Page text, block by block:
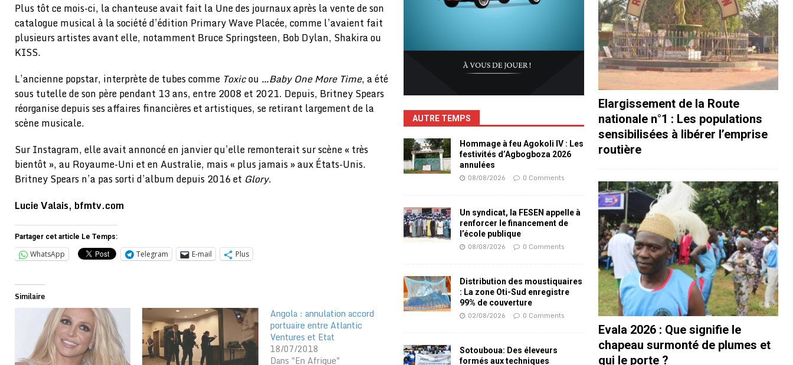
Plus tôt ce mois-ci, la chanteuse avait fait la Une des journaux après la vente de son
catalogue musical à la société d’édition Primary Wave Placée, comme l’avaient fait
plusieurs artistes avant elle, notamment Bruce Springsteen, Bob Dylan, Shakira ou
KISS.
L’ancienne popstar, interprète de tubes comme Toxicou …Baby One More Time, a été
sous tutelle de son père pendant 13 ans, entre 2008 et 2021. Depuis, Britney Spears
réorganise depuis ses affaires financières et artistiques, se retirant largement de la
scène musicale.
Sur Instagram, elle avait annoncé en janvier qu’elle remonterait sur scène « très
bientôt », au Royaume-Uni et en Australie, mais « plus jamais » aux États-Unis.
Britney Spears n’a pas sorti d’album depuis 2016 et Glory.
Lucie Valais, bfmtv.com
Partager cet article Le Temps:
WhatsApp Telegram E-mail Plus
Similaire
Angola : annulation accord
portuaire entre Atlantic
Ventures et Etat
18/07/2018
Dans "En Afrique"
AUTRE TEMPS
Hommage à feu Agokoli IV : Les
festivités d’Agbogboza 2026
annulées
08/08/2026 0 Comments
Un syndicat, la FESEN appelle à
renforcer le financement de
l’école publique
08/08/2026 0 Comments
Distribution des moustiquaires
: La zone Oti-Sud enregistre
99% de couverture
02/08/2026 0 Comments
Sotouboua: Des éleveurs
formés aux techniques
Elargissement de la Route
nationale n°1 : Les populations
sensibilisées à libérer l’emprise
routière
Evala 2026 : Que signifie le
chapeau surmonté de plumes et
qui le porte ?